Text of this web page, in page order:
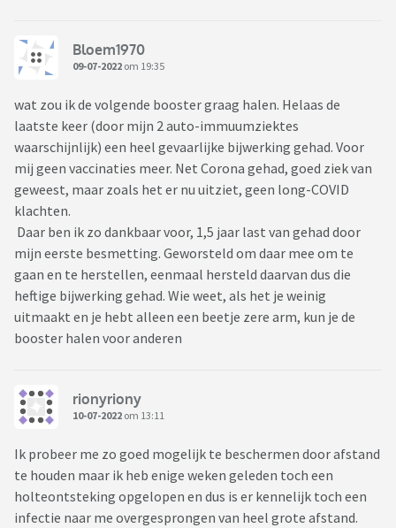
Bloem1970
09-07-2022 om 19:35
wat zou ik de volgende booster graag halen. Helaas de
laatste keer (door mijn 2 auto-immuumziektes
waarschijnlijk) een heel gevaarlijke bijwerking gehad. Voor
mij geen vaccinaties meer. Net Corona gehad, goed ziek van
geweest, maar zoals het er nu uitziet, geen long-COVID
klachten.
Daar ben ik zo dankbaar voor, 1,5 jaar last van gehad door
mijn eerste besmetting. Geworsteld om daar mee om te
gaan en te herstellen, eenmaal hersteld daarvan dus die
heftige bijwerking gehad. Wie weet, als het je weinig
uitmaakt en je hebt alleen een beetje zere arm, kun je de
booster halen voor anderen
rionyriony
10-07-2022 om 13:11
Ik probeer me zo goed mogelijk te beschermen door afstand
te houden maar ik heb enige weken geleden toch een
holteontsteking opgelopen en dus is er kennelijk toch een
infectie naar me overgesprongen van heel grote afstand.